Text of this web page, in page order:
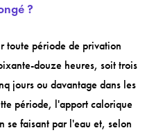
?
toute période de privation
douze heures, soit trois
jours ou davantage dans les
période, l'apport calorique
se faisant par l'eau et, selon